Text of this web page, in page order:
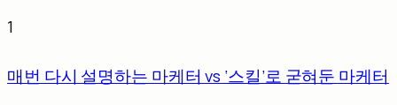
1
매번 다시 설명하는 마케터 vs ‘스킬’로 굳혀둔 마케터